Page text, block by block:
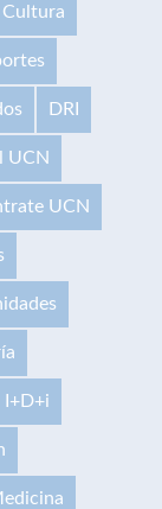
Cultura
DRI
UCN
UCN
I+D+i